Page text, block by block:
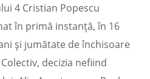
4 Cristian Popescu
în primă instanţă, în 16
şi jumătate de închisoare
decizia nefiind